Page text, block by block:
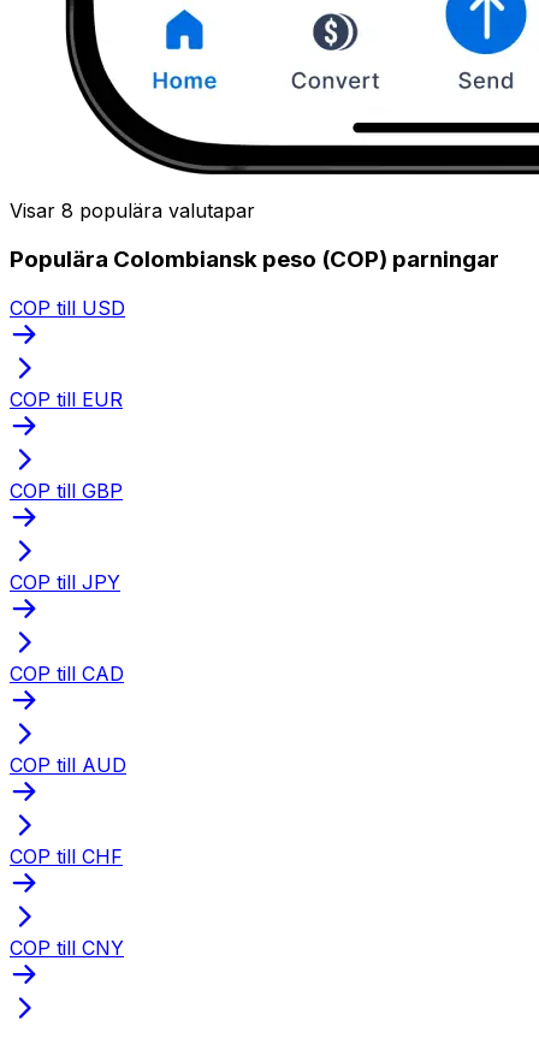
Visar 8 populära valutapar
Populära Colombiansk peso (COP) parningar
COP till USD
COP till EUR
COP till GBP
COP till JPY
COP till CAD
COP till AUD
COP till CHF
COP till CNY